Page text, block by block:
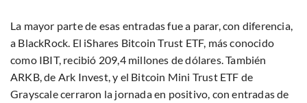
La mayor parte de esas entradas fue a parar, con diferencia,
a BlackRock. El iShares Bitcoin Trust ETF, más conocido
como IBIT, recibió 209,4 millones de dólares. También
ARKB, de Ark Invest, y el Bitcoin Mini Trust ETF de
Grayscale cerraron la jornada en positivo, con entradas de